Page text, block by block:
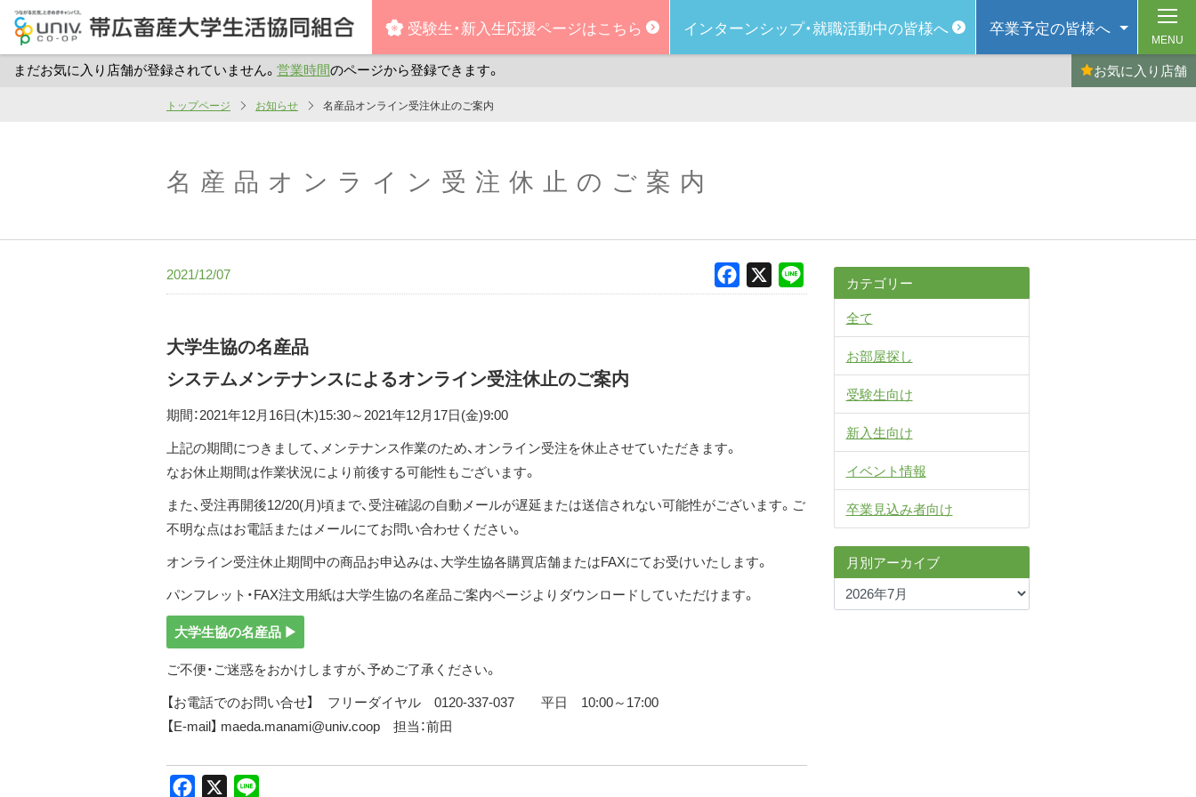
ン
受験生・新入生応援ページはこちら インターンシップ・就職活動中の皆様へ 卒業予定の皆様へ
まだお気に入り店舗が登録されていません。 営業時間のページから登録できます。 お気に入り 店舗
MENU
トップページ お知らせ 名産品オンライン受注休止のご案内
名産品オンライン受注休止のご案内
2021/12/07 Facebook
大学生協の名産品
システムメンテナンスによるオンライン受注休止のご案内
期間：2021年12月16日(木)15:30～2021年12月17日(金)9:00
上記の期間につきまして、メンテナンス作業のため、オンライン受注を休止させていただきます。
なお休止期間は作業状況により前後する可能性もございます。
また、受注再開後12/20(月)頃まで、受注確認の自動メールが遅延または送信されない可能性がございます。ご
不明な点はお電話またはメールにてお問い合わせください。
オンライン受注休止期間中の商品お申込みは、大学生協各購買店舗またはFAXにてお受けいたします。
パンフレット・FAX注文用紙は大学生協の名産品ご案内ページよりダウンロードしていただけます。
大学生協の名産品 ▶
ご不便・ご迷惑をおかけしますが、予めご了承ください。
【お電話でのお問い合せ】 フリーダイヤル 0120-337-037 平日 10:00～17:00
【E-mail】 maeda.manami@univ.coop 担当：前田
Facebook
カテゴリー
全て
お部屋探し
受験生向け
新入生向け
イベント情報
卒業見込み者向け
月別アーカイブ